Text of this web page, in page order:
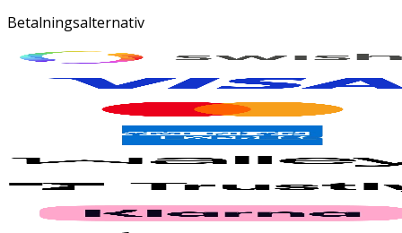
Betalningsalternativ